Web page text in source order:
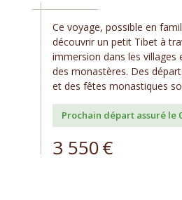
Ce voyage, possible en
découvrir un petit Tibet à
immersion dans les villages
des monastères. Des
et des fêtes monastiques
Prochain départ assuré le
3 550€